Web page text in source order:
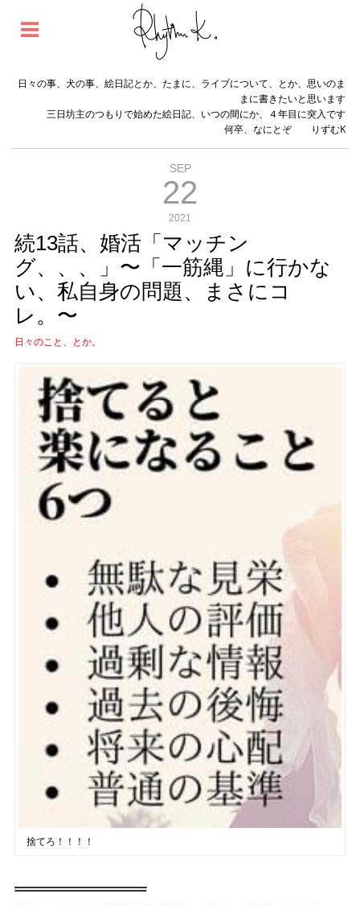
日々の事、犬の事、絵日記とか、たまに、ライブについて、とか、思いのま
まに書きたいと思います
三日坊主のつもりで始めた絵日記、いつの間にか、４年目に突入です
何卒、なにとぞ りずむK
SEP
22
2021
続13話、婚活「マッチン
グ、、、」〜「一筋縄」に行かな
い、私自身の問題、まさにコ
レ。〜
日々のこと、とか。
捨てろ！！！！